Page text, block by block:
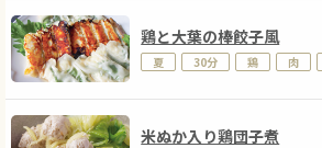
鶏と大葉の棒餃子風
夏 30分 鶏 肉
米ぬか入り鶏団子煮